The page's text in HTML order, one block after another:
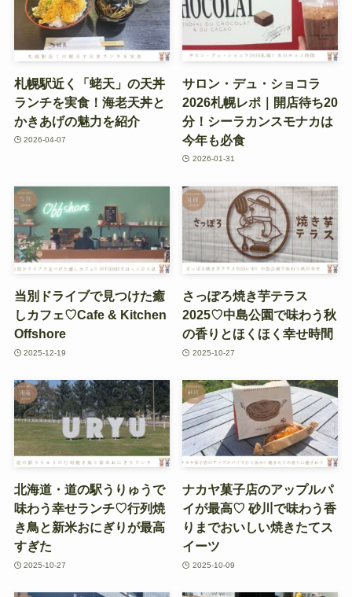
札幌駅近く「蛯天」の天丼
ランチを実食！海老天丼と
かきあげの魅力を紹介
2026-04-07
サロン・デュ・ショコラ
2026札幌レポ｜開店待ち20
分！シーラカンスモナカは
今年も必食
2026-01-31
当別ドライブで見つけた癒
しカフェ♡Cafe & Kitchen
Offshore
2025-12-19
さっぽろ焼き芋テラス
2025♡中島公園で味わう秋
の香りとほくほく幸せ時間
2025-10-27
北海道・道の駅うりゅうで
味わう幸せランチ♡行列焼
き鳥と新米おにぎりが最高
すぎた
2025-10-27
ナカヤ菓子店のアップルパ
イが最高♡ 砂川で味わう香
りまでおいしい焼きたてス
イーツ
2025-10-09